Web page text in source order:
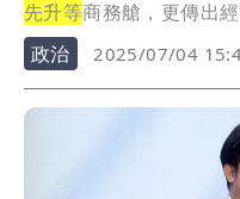
先升等商務艙，更傳出
配...
政治 2025/07/04